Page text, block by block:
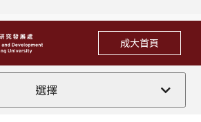
成大首頁
選擇
全部